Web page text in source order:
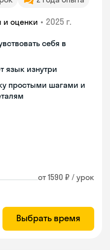
и оценки • 2025 г.
себя в
язык изнутри
простыми шагами и
от 1590 ₽ / урок
Выбрать время